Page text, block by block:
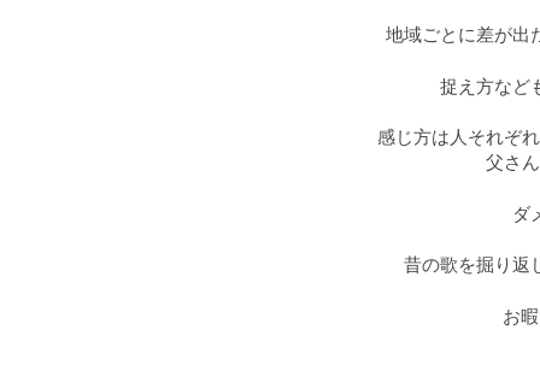
地域ごとに差が出
捉え方など
感じ方は人それぞ
父さ
ダ
昔の歌を掘り返
お